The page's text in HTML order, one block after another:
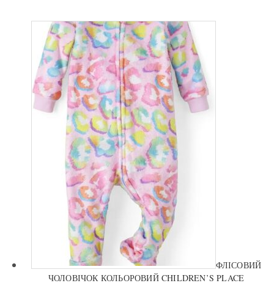
ФЛІСОВИЙ
ЧОЛОВІЧОК КОЛЬОРОВИЙ CHILDREN’S PLACE